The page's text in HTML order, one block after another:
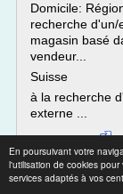
En poursuivant votre
l'utilisation de cookies
services adaptés à vos
Domicile:
recherche d'un/
magasin basé
vendeur...
Suisse
à la recherche
externe ...
Lire la suite
Site :http://